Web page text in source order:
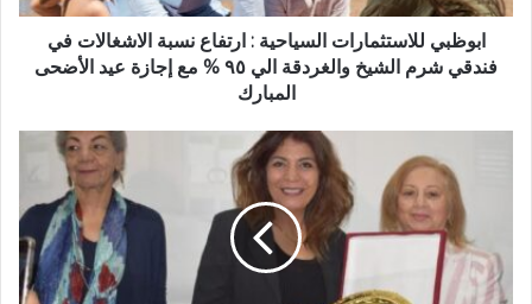
فندقي
شرم
الشيخ
الأضحى
المبارك
ابوظبي للاستثمارات السياحية : ارتفاع نسبة الاشغالات في
فندقي شرم الشيخ والغردقة الي ٩٥ % مع إجازة عيد الأضحى
المبارك
الألسن..
الجامعة
المصرية
الروسية